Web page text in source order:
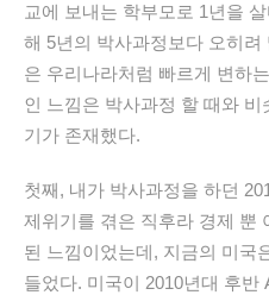
교에 보내는 학부모로 1년을
해 5년의 박사과정보다 오히
은 우리나라처럼 빠르게 변하
인 느낌은 박사과정 할 때와
기가 존재했다.
첫째, 내가 박사과정을 하던
제위기를 겪은 직후라 경제 뿐
된 느낌이었는데, 지금의 미국
들었다. 미국이 2010년대 후반